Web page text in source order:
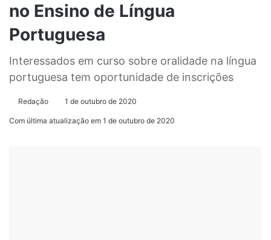
no Ensino de Língua
Portuguesa
Interessados em curso sobre oralidade na língua
portuguesa tem oportunidade de inscrições
Redação 1 de outubro de 2020
Com última atualização em 1 de outubro de 2020